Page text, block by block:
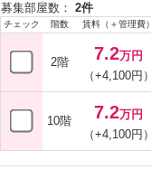
募集部屋数： 2件
チェック 階数 賃料（＋管理費）
2階 7.2万円
（+4,100円）
10階 7.2万円
（+4,100円）